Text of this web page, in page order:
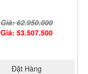
Giá: 62.950.000
Giá: 53.507.500
Đặt Hàng